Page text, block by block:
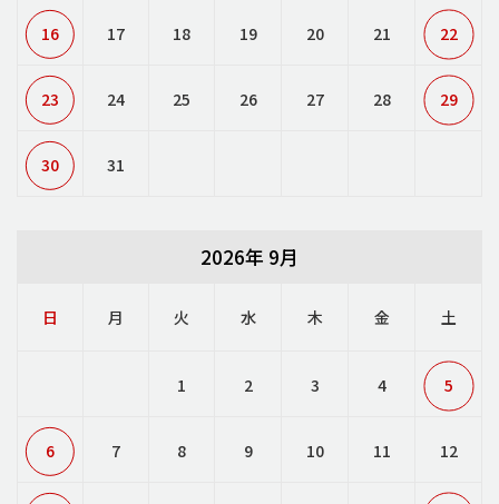
16 17 18 19 20 21 22
23 24 25 26 27 28 29
30 31
2026年 9月
日 月 火 水 木 金 土
1 2 3 4 5
6 7 8 9 10 11 12